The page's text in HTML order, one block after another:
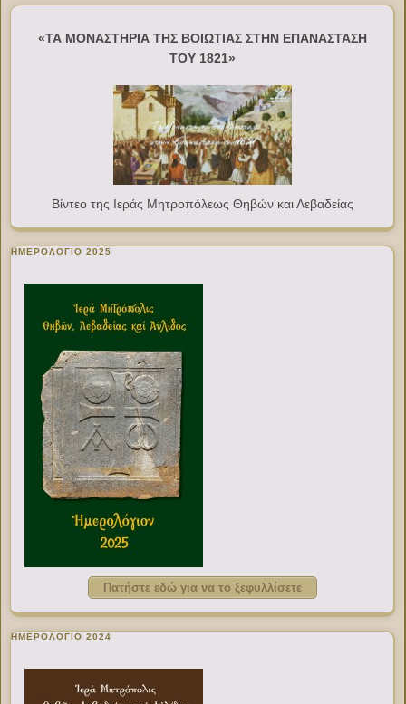
«ΤΑ ΜΟΝΑΣΤΗΡΙΑ ΤΗΣ ΒΟΙΩΤΙΑΣ ΣΤΗΝ ΕΠΑΝΑΣΤΑΣΗ
ΤΟΥ 1821»
Βίντεο της Ιεράς Μητροπόλεως Θηβών και Λεβαδείας
ΗΜΕΡΟΛΟΓΙΟ 2025
Πατήστε εδώ για να το ξεφυλλίσετε
ΗΜΕΡΟΛΟΓΙΟ 2024